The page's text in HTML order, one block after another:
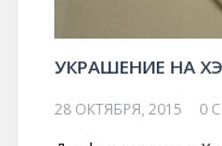
УКРАШЕНИЕ НА
28 ОКТЯБРЯ, 2015 0